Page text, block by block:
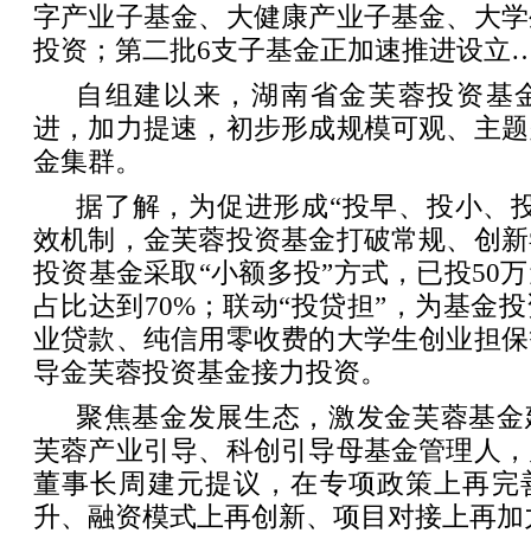
字产业子基金、大健康产业子基金、大
投资；第二批6支子基金正加速推进设
自组建以来，湖南省金芙蓉投资基
进，加力提速，初步形成规模可观、主
金集群。
据了解，为促进形成“投早、投小、
效机制，金芙蓉投资基金打破常规、创
投资基金采取“小额多投”方式，已投50
占比达到70%；联动“投贷担”，为基金
业贷款、纯信用零收费的大学生创业担
导金芙蓉投资基金接力投资。
聚焦基金发展生态，激发金芙蓉基
芙蓉产业引导、科创引导母基金管理人
董事长周建元提议，在专项政策上再完
升、融资模式上再创新、项目对接上再加